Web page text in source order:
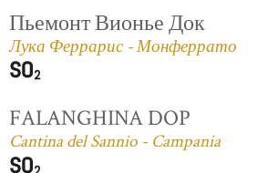
Пьемонт Вионье Док
Лука Феррарис - Монферрато
FALANGHINA DOP
Cantina del Sannio - Campania